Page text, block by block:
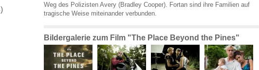
Weg des Polizisten Avery (Bradley Cooper). Fortan sind ihre Familien auf
tragische Weise miteinander verbunden.
Bildergalerie zum Film "The Place Beyond the Pines"